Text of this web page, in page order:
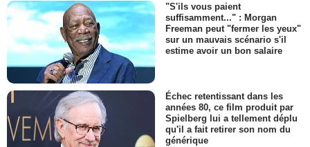
"S'ils vous paient
suffisamment..." : Morgan
Freeman peut "fermer les yeux"
sur un mauvais scénario s'il
estime avoir un bon salaire
Échec retentissant dans les
années 80, ce film produit par
Spielberg lui a tellement déplu
qu'il a fait retirer son nom du
générique